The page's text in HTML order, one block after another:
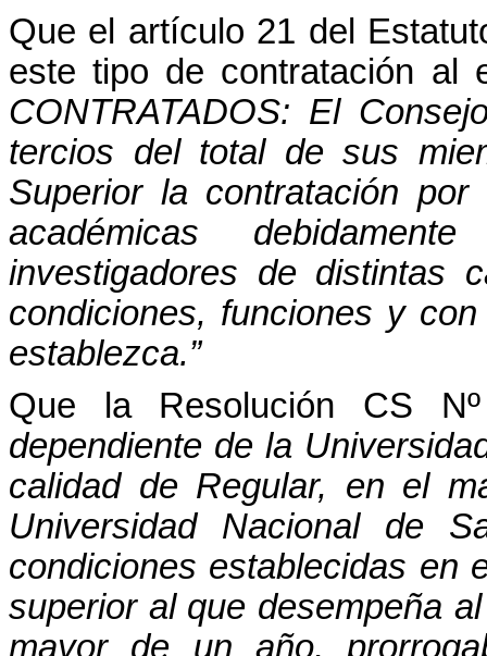
Que el artículo 21 del
este tipo de contratación al
CONTRATADOS: El
tercios del total de sus
Superior la contratación
académicas
investigadores de distintas
condiciones, funciones y
establezca.”
Que la Resolución CS
dependiente de la
calidad de Regular, en el
Universidad Nacional de
condiciones establecidas en
superior al que desempeña
mayor de un año,